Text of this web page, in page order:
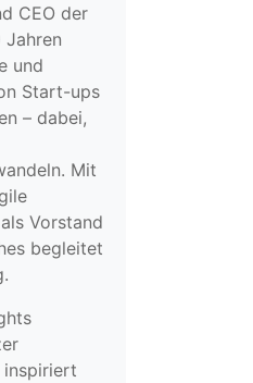
CEO der
Jahren
und
Start-ups
– dabei,
Mit
Vorstand
begleitet
inspiriert